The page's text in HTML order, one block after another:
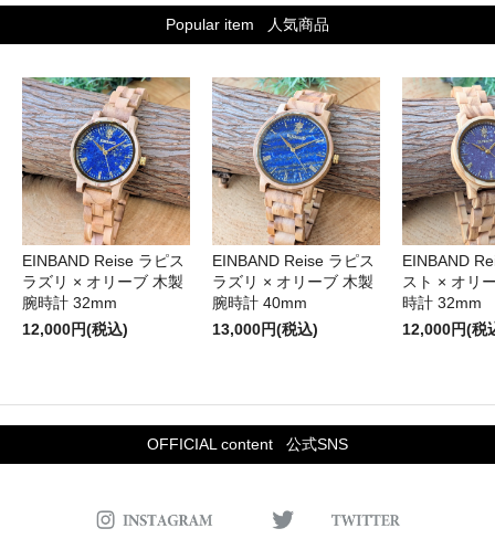
Popular item 人気商品
EINBAND Reise ラピス
ラズリ × オリーブ 木製
腕時計 32mm
12,000円(税込)
EINBAND Reise ラピス
ラズリ × オリーブ 木製
腕時計 40mm
13,000円(税込)
EINBAND
スト × オリ
時計 32mm
12,000円(税
OFFICIAL content 公式SNS